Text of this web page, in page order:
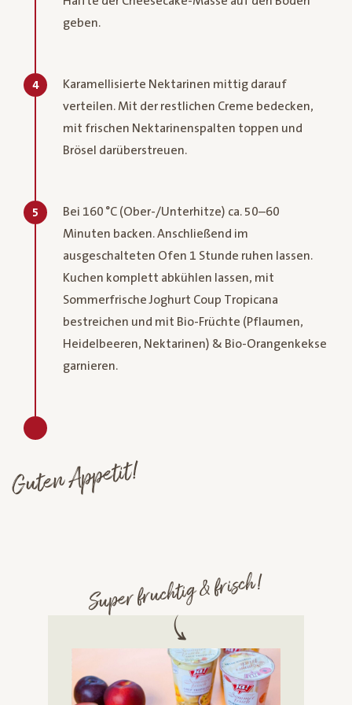
geben.
4
Karamellisierte Nektarinen mittig darauf
verteilen. Mit der restlichen Creme bedecken,
mit frischen Nektarinenspalten toppen und
Brösel darüberstreuen.
5
Bei 160 °C (Ober-/Unterhitze) ca. 50–60
Minuten backen. Anschließend im
ausgeschalteten Ofen 1 Stunde ruhen lassen.
Kuchen komplett abkühlen lassen, mit
Sommerfrische Joghurt Coup Tropicana
bestreichen und mit Bio-Früchte (Pflaumen,
Heidelbeeren, Nektarinen) & Bio-Orangenkekse
garnieren.
Guten Appetit!
Super fruchtig & frisch!